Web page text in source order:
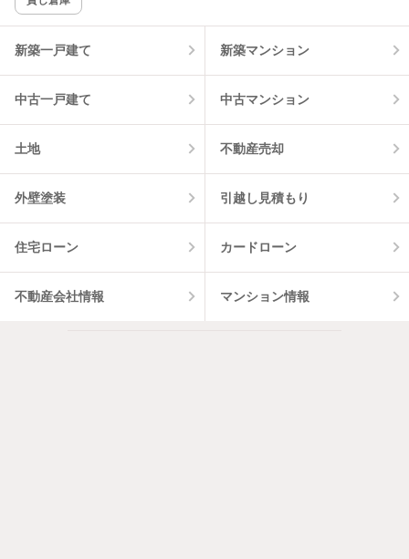
新築一戸建て 新築マンション
中古一戸建て 中古マンション
土地 不動産売却
外壁塗装 引越し見積もり
住宅ローン カードローン
不動産会社情報 マンション情報